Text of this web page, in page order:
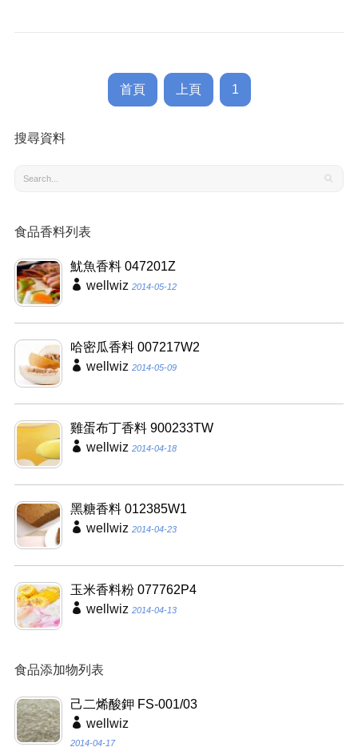
首頁 上頁 1
搜尋資料
食品香料列表
魷魚香料 047201Z
wellwiz 2014-05-12
哈密瓜香料 007217W2
wellwiz 2014-05-09
雞蛋布丁香料 900233TW
wellwiz 2014-04-18
黑糖香料 012385W1
wellwiz 2014-04-23
玉米香料粉 077762P4
wellwiz 2014-04-13
食品添加物列表
己二烯酸鉀 FS-001/03
wellwiz
2014-04-17